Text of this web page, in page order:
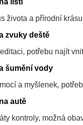
listí
života a přírodní
zvuky deště
potřebu najít
šumění vody
a myšlenek,
autě
kontroly, možná